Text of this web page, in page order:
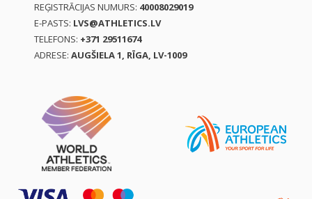
REĢISTRĀCIJAS NUMURS: 40008029019
E-PASTS: LVS@ATHLETICS.LV
TELEFONS: +371 29511674
ADRESE: AUGŠIELA 1, RĪGA, LV-1009